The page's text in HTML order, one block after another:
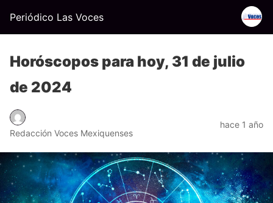
Periódico Las Voces
Horóscopos para hoy, 31 de julio
de 2024
Redacción Voces Mexiquenses
hace 1 año